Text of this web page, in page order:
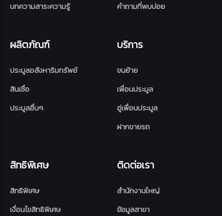
บทความสาระความรู้
คำถามที่พบบ่อย
ผลิตภัณฑ์
ประมูลอสังหาริมทรัพย์
สินเชื่อ
ประมูลอื่นๆ
บริการ
ขนย้าย
เพื่อนประมูล
อู่เพื่อนประมูล
ฝากขายรถ
สิทธิพิเศษ
สิทธิพิเศษ
เงื่อนไขสิทธิพิเศษ
ติดต่อเรา
สำนักงานใหญ่
ข้อมูลสาขา